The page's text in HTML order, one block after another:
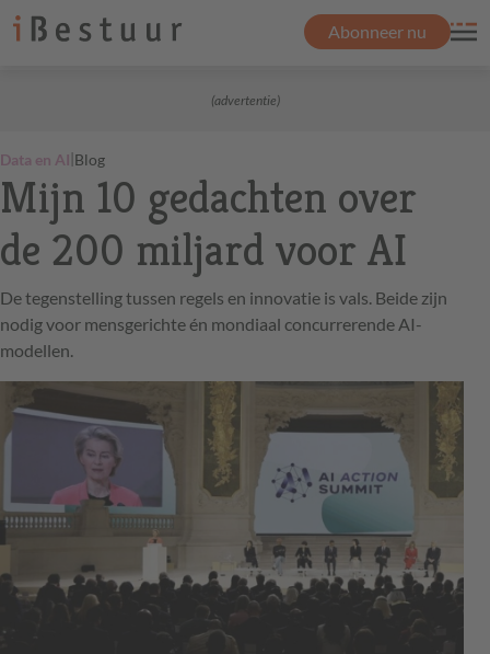
Abonneer nu
(advertentie)
Data en AI|Blog
Mijn 10 gedachten over
de 200 miljard voor AI
De tegenstelling tussen regels en innovatie is vals. Beide zijn
nodig voor mensgerichte én mondiaal concurrerende AI-
modellen.